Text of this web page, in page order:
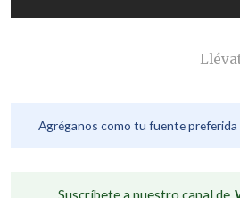
Agréganos como tu fuente preferida
Suscríbete a nuestro canal de